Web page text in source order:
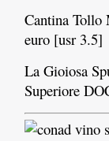
Cantina Tollo
euro [usr 3.5]
La Gioiosa
Superiore